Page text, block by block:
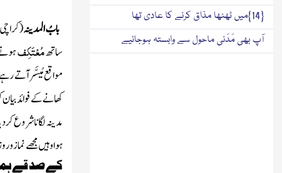
بابُ المدینہ
ساتھمُعْتَکِف
مواقع مُیسَّرآتے
کھانے کے
مدینہ لگاناشروع
ہواوہیں مجھے
کے صد قے
{14}میں ٹھٹھا مذاق کرنے کا عادی تھا
آپ بھی مَدَنی ماحول سے وابستہ ہوجائیے